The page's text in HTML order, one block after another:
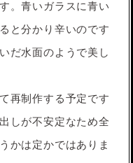
。青いガラスに青い
と分かり辛いのです
だ水面のようで美し
再制作する予定です
しが不安定なため全
かは定かではありま